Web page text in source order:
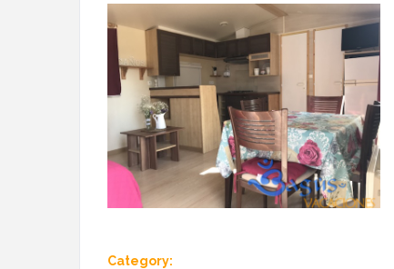
Category: